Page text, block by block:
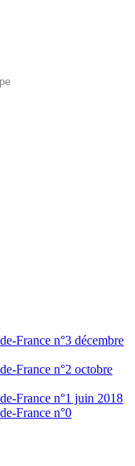
France n°3 décembre
France n°2 octobre
France n°1 juin 2018
France n°0